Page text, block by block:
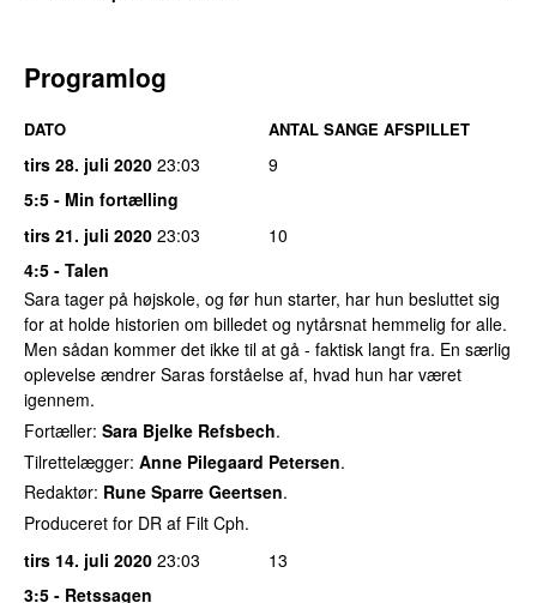
Programlog
DATO ANTAL SANGE AFSPILLET
tirs 28. juli 2020 23:03
9
5:5 - Min fortælling
tirs 21. juli 2020 23:03
10
4:5 - Talen
Sara tager på højskole, og før hun starter, har hun besluttet sig
for at holde historien om billedet og nytårsnat hemmelig for alle.
Men sådan kommer det ikke til at gå - faktisk langt fra. En særlig
oplevelse ændrer Saras forståelse af, hvad hun har været
igennem.
Fortæller: Sara Bjelke Refsbech.
Tilrettelægger: Anne Pilegaard Petersen.
Redaktør: Rune Sparre Geertsen.
Produceret for DR af Filt Cph.
tirs 14. juli 2020 23:03
13
3:5 - Retssagen